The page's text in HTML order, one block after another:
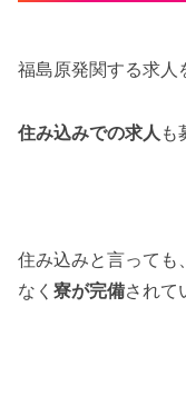
福島原発関する求人
住み込みでの求人 も
住み込みと言っても
なく 寮が完備されて